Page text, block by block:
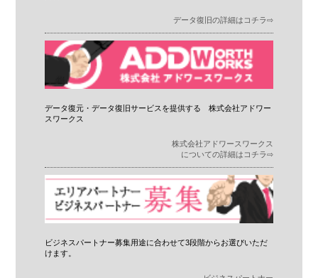
データ復旧の詳細はコチラ⇨
データ復元・データ復旧サービスを提供する 株式会社アドワー
スワークス
株式会社アドワースワークス
についての詳細はコチラ⇨
ビジネスパートナー募集用途に合わせて3段階からお選びいただ
けます。